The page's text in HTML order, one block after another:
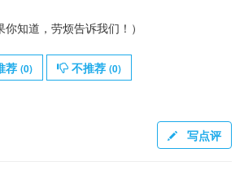
你知道，劳烦告诉我们！）
荐 (0) 不推荐 (0)
写点评